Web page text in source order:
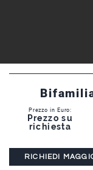
Prezzo in Euro:
Prezzo su
richiesta
RICHIEDI